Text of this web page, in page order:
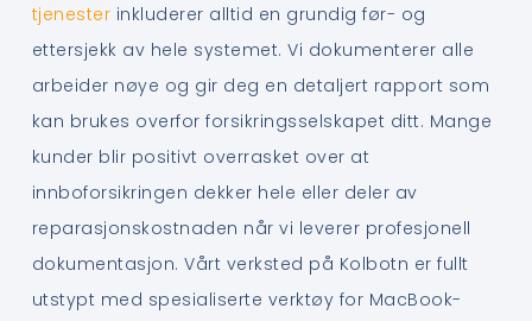
tjenester inkluderer alltid en grundig før- og
ettersjekk av hele systemet. Vi dokumenterer alle
arbeider nøye og gir deg en detaljert rapport som
kan brukes overfor forsikringsselskapet ditt. Mange
kunder blir positivt overrasket over at
innboforsikringen dekker hele eller deler av
reparasjonskostnaden når vi leverer profesjonell
dokumentasjon. Vårt verksted på Kolbotn er fullt
utstypt med spesialiserte verktøy for MacBook-